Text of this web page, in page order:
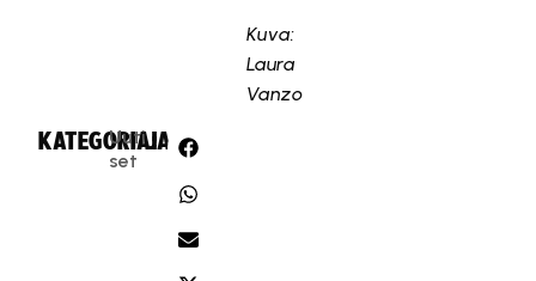
Kuva:
Laura
Vanzo
KATEGORIA:
Uuti
set
JAA: